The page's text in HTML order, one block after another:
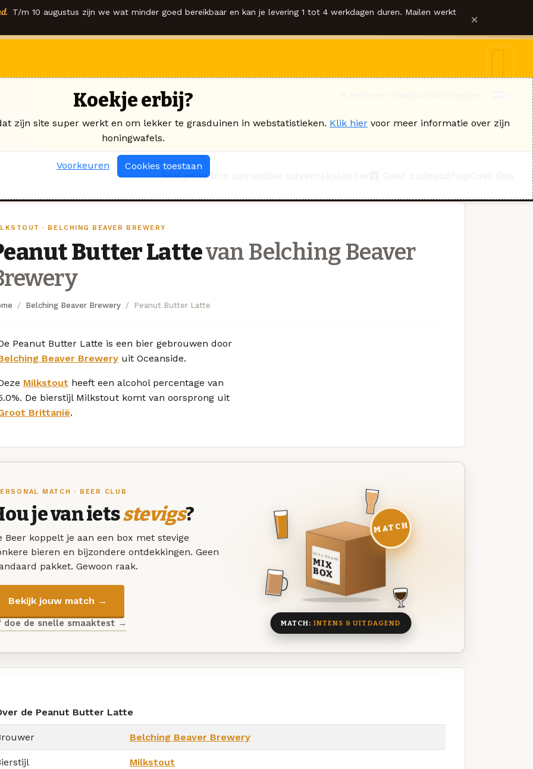
T/m 10 augustus zijn we wat minder goed bereikbaar en kan je levering 1 tot 4 werkdagen duren. Mailen werkt ×
Stel jouw box samen
· BELCHING BEAVER BREWERY
Butter Lattevan Belching Beaver
Belching Beaver Brewery Peanut Butter Latte
Peanut Butter Latte is een bier gebrouwen door
Beaver Brewery uit Oceanside.
Milkstout heeft een alcohol percentage van
De bierstijl Milkstout komt van oorsprong uit
Brittanië.
MATCH · BEER CLUB
je van ietsstevigs?
Beer koppelt je aan een box met stevige
bieren en bijzondere ontdekkingen. Geen
pakket. Gewoon raak.
Bekijk jouw match →
doe de snelle smaaktest →
DEZE MAAND
MIX
BOX
8 BIEREN
MATCH
MATCH: INTENS & UITDAGEND
de Peanut Butter Latte
Belching Beaver Brewery
Milkstout
Koekje erbij?
zijn site super werkt en om lekker te grasduinen in webstatistieken. Klik hier voor meer informatie over zijn
honingwafels.
Voorkeuren Cookies toestaan